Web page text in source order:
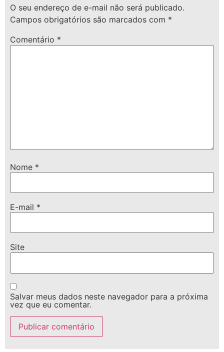
O seu endereço de e-mail não será publicado.
Campos obrigatórios são marcados com *
Comentário *
Nome *
E-mail *
Site
Salvar meus dados neste navegador para a próxima
vez que eu comentar.